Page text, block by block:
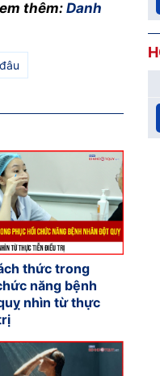
thêm: Danh
thức trong
năng bệnh
nhìn từ thực